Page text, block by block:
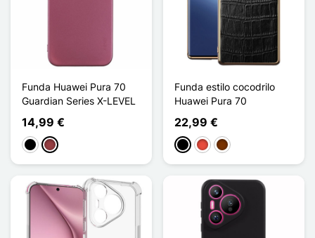
Funda Huawei Pura 70
Guardian Series X-LEVEL
14,99 €
NegroRojo oscuro
Funda estilo cocodrilo
Huawei Pura 70
22,99 €
NegroRojoCafé